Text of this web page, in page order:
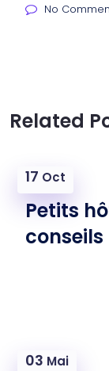
No
Related
17 Oct
Petits
03 Mai